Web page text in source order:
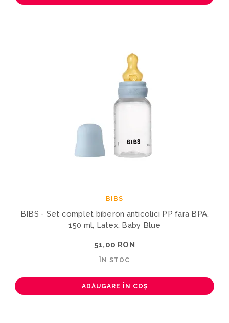
BIBS
BIBS - Set complet biberon anticolici PP fara BPA,
150 ml, Latex, Baby Blue
51,00 RON
ÎN STOC
ADĂUGARE ÎN COȘ